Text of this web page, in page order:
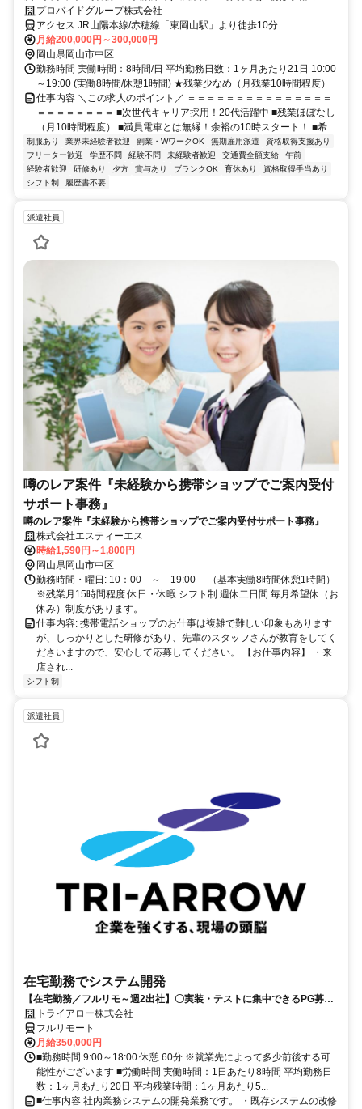
スタート
プロバイドグループ株式会社
アクセス JR山陽本線/赤穂線「東岡山駅」より徒歩10分
月給200,000円～300,000円
岡山県岡山市中区
勤務時間 実働時間：8時間/日 平均勤務日数：1ヶ月あたり21日 10:00
～19:00 (実働8時間/休憩1時間) ★残業少なめ（月残業10時間程度）
仕事内容 ＼この求人のポイント／ ＝＝＝＝＝＝＝＝＝＝＝＝＝＝＝
＝＝＝＝＝＝＝＝ ■次世代キャリア採用！20代活躍中 ■残業ほぼなし
（月10時間程度） ■満員電車とは無縁！余裕の10時スタート！ ■希...
制服あり 業界未経験者歓迎 副業・WワークOK 無期雇用派遣
資格取得支援あり
フリーター歓迎
学歴不問 経験不問 未経験者歓迎 交通費全額支給
午前
経験者歓迎
研修あり 夕方 賞与あり ブランクOK 育休あり
資格取得手当あり
シフト制
履歴書不要
派遣社員
噂のレア案件『未経験から携帯ショップでご案内受付
サポート事務』
噂のレア案件『未経験から携帯ショップでご案内受付サポート事務』
株式会社エスティーエス
時給1,590円～1,800円
岡山県岡山市中区
勤務時間・曜日: 10：00 ～ 19:00 （基本実働8時間休憩1時間）
※残業月15時間程度 休日・休暇 シフト制 週休二日間 毎月希望休（お
休み）制度があります。
仕事内容: 携帯電話ショップのお仕事は複雑で難しい印象もあります
が、しっかりとした研修があり、先輩のスタッフさんが教育をしてく
ださいますので、安心して応募してください。 【お仕事内容】 ・来
店され...
シフト制
派遣社員
在宅勤務でシステム開発
【在宅勤務／フルリモ～週2出社】〇実装・テストに集中できるPG募集
〇業務用端末貸与あり
トライアロー株式会社
フルリモート
月給350,000円
■勤務時間 9:00～18:00 休憩 60分 ※就業先によって多少前後する可
能性がございます ■労働時間 実働時間：1日あたり8時間 平均勤務日
数：1ヶ月あたり20日 平均残業時間：1ヶ月あたり5...
■仕事内容 社内業務システムの開発業務です。 ・既存システムの改修